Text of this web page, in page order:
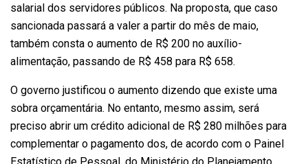
salarial dos servidores públicos. Na proposta, que caso
sancionada passará a valer a partir do mês de maio,
também consta o aumento de R$ 200 no auxílio-
alimentação, passando de R$ 458 para R$ 658.
O governo justificou o aumento dizendo que existe uma
sobra orçamentária. No entanto, mesmo assim, será
preciso abrir um crédito adicional de R$ 280 milhões para
complementar o pagamento dos, de acordo com o Painel